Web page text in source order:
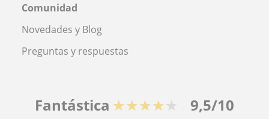
Comunidad
Novedades y Blog
Preguntas y respuestas
Fantástica ★★★★★ 9,5/10